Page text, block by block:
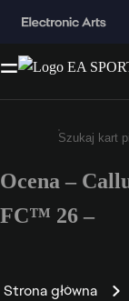
Wpisz
Ocena –
FC™ 26 –
Strona główna